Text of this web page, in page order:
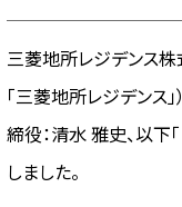
三菱地所レジデンス株
「三菱地所レジデンス
締役：清水 雅史、以下
しました。